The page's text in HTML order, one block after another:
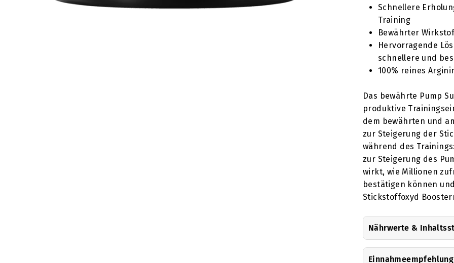
Schnellere
Training
Bewährter
Hervorragende
schnellere und
100% reines
Das bewährte Pump
produktive
dem bewährten und
zur Steigerung der
während des
zur Steigerung des
wirkt, wie Millionen
bestätigen können
Stickstoffoxyd
Nährwerte &
Einnahmeempfehlung